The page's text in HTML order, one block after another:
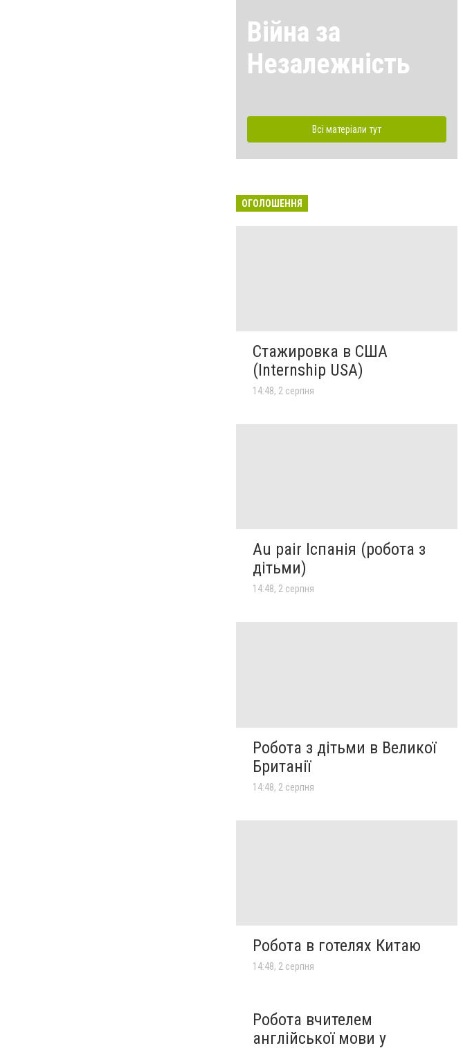
Війна за
Незалежність
Всі матеріали тут
ОГОЛОШЕННЯ
Стажировка в США
(Internship USA)
14:48, 2 серпня
Au pair Іспанія (робота з
дітьми)
14:48, 2 серпня
Робота з дітьми в Великої
Британії
14:48, 2 серпня
Робота в готелях Китаю
14:48, 2 серпня
Робота вчителем
англійської мови у